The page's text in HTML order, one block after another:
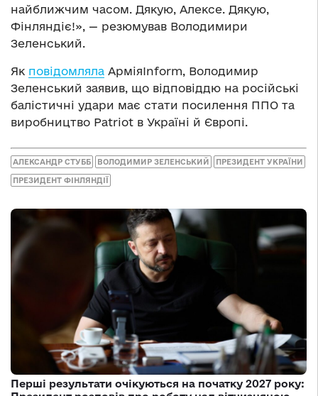
найближчим часом. Дякую, Алексе. Дякую,
Фінляндіє!», — резюмував Володимири
Зеленський.
Як повідомляла АрміяInform, Володимир
Зеленський заявив, що відповіддю на російські
балістичні удари має стати посилення ППО та
виробництво Patriot в Україні й Європі.
АЛЕКСАНДР СТУББ ВОЛОДИМИР ЗЕЛЕНСЬКИЙ ПРЕЗИДЕНТ УКРАЇНИ
ПРЕЗИДЕНТ ФІНЛЯНДІЇ
Перші результати очікуються на початку 2027 року: